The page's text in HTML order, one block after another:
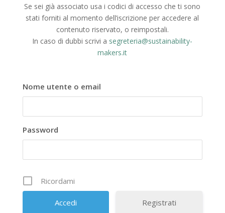
Se sei già associato usa i codici di accesso che ti sono
stati forniti al momento dell’iscrizione per accedere al
contenuto riservato, o reimpostali.
In caso di dubbi scrivi a segreteria@sustainability-
makers.it
Nome utente o email
Password
Ricordami
Registrati